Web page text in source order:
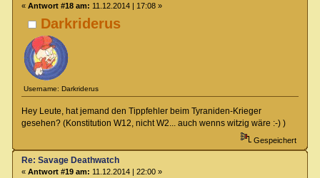
Darkriderus
Username: Darkriderus
« Antwort #18 am: 11.12.2014 | 17:08 »
Hey Leute, hat jemand den Tippfehler beim Tyraniden-Krieger
gesehen? (Konstitution W12, nicht W2... auch wenns witzig wäre :-) )
Gespeichert
Re: Savage Deathwatch
« Antwort #19 am: 11.12.2014 | 22:00 »